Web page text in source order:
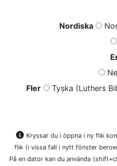
Nordiska
Fler
Tyska (Luthers
Kryssar du i öppna i ny flik
flik (i vissa fall i nytt fönster
På en dator kan du använda